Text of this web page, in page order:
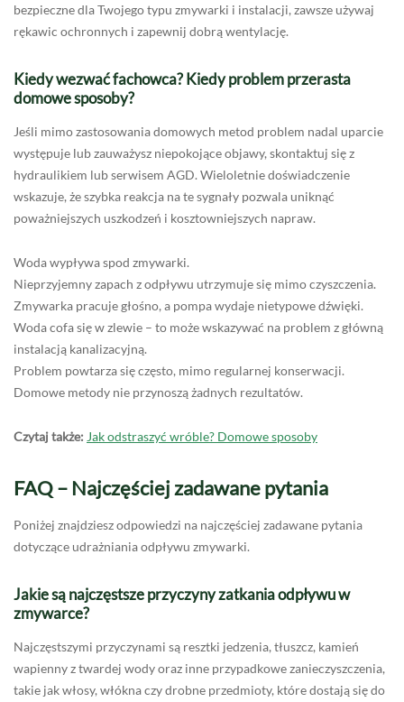
bezpieczne dla Twojego typu zmywarki i instalacji, zawsze używaj
rękawic ochronnych i zapewnij dobrą wentylację.
Kiedy wezwać fachowca? Kiedy problem przerasta
domowe sposoby?
Jeśli mimo zastosowania domowych metod problem nadal uparcie
występuje lub zauważysz niepokojące objawy, skontaktuj się z
hydraulikiem lub serwisem AGD. Wieloletnie doświadczenie
wskazuje, że szybka reakcja na te sygnały pozwala uniknąć
poważniejszych uszkodzeń i kosztowniejszych napraw.
Woda wypływa spod zmywarki.
Nieprzyjemny zapach z odpływu utrzymuje się mimo czyszczenia.
Zmywarka pracuje głośno, a pompa wydaje nietypowe dźwięki.
Woda cofa się w zlewie – to może wskazywać na problem z główną
instalacją kanalizacyjną.
Problem powtarza się często, mimo regularnej konserwacji.
Domowe metody nie przynoszą żadnych rezultatów.
Czytaj także: Jak odstraszyć wróble? Domowe sposoby
FAQ – Najczęściej zadawane pytania
Poniżej znajdziesz odpowiedzi na najczęściej zadawane pytania
dotyczące udrażniania odpływu zmywarki.
Jakie są najczęstsze przyczyny zatkania odpływu w
zmywarce?
Najczęstszymi przyczynami są resztki jedzenia, tłuszcz, kamień
wapienny z twardej wody oraz inne przypadkowe zanieczyszczenia,
takie jak włosy, włókna czy drobne przedmioty, które dostają się do